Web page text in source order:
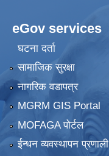
eGov services
घटना दर्ता
सामाजिक सुरक्षा
नागरिक वडापत्र
MGRM GIS Portal
MOFAGA पोर्टल
ईन्धन व्यवस्थापन प्रणाली